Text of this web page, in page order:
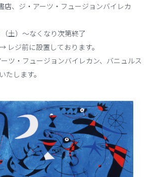
店、ジ・アーツ・フュージョンバイレカ
土）～なくなり次第終了
レジ前に設置しております。
ツ・フュージョンバイレカン、バニュルス
します。